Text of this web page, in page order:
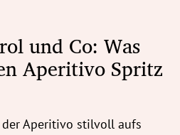
und Co: Was
Aperitivo Spritz
Aperitivo stilvoll aufs